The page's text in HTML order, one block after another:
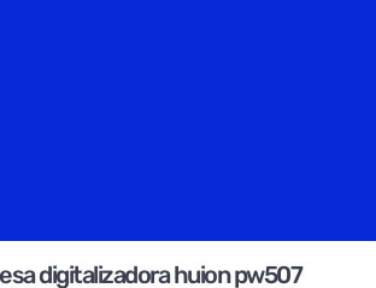
digitalizadora huion pw507